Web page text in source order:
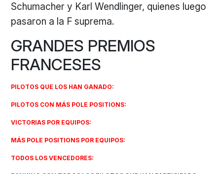
Schumacher y Karl Wendlinger, quienes luego
pasaron a la F suprema.
GRANDES PREMIOS
FRANCESES
PILOTOS QUE LOS HAN GANADO:
PILOTOS CON MÁS POLE POSITIONS:
VICTORIAS POR EQUIPOS:
MÁS POLE POSITIONS POR EQUIPOS:
TODOS LOS VENCEDORES: